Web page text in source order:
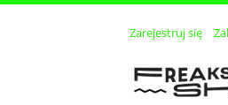
Zarejestruj się